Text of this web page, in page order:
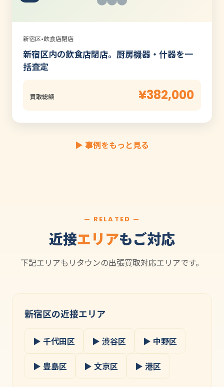
新宿区•飲食店閉店
新宿区内の飲食店閉店。厨房機器・什器を一
括査定
買取総額 ¥382,000
▶ 事例をもっと見る
— RELATED —
近接エリアもご対応
下記エリアもリタウンの出張買取対応エリアです。
新宿区の近接エリア
▶ 千代田区 ▶ 渋谷区 ▶ 中野区
▶ 豊島区 ▶ 文京区 ▶ 港区